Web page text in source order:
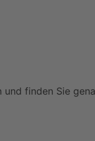
finden Sie